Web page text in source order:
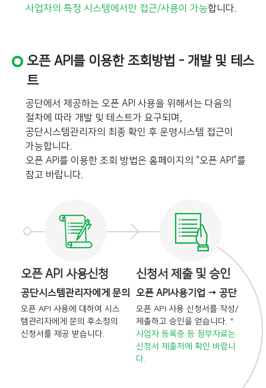
사업자의 특정 시스템에서만 접근/사용이 가능합니다.
오픈 API를 이용한 조회방법 - 개발 및 테스
트
공단에서 제공하는 오픈 API 사용을 위해서는 다음의
절차에 따라 개발 및 테스트가 요구되며,
공단시스템관리자의 최종 확인 후 운영시스템 접근이
가능합니다.
오픈 API를 이용한 조회 방법은 홈페이지의 “오픈 API”를
참고 바랍니다.
오픈 API 사용신청
공단시스템관리자에게 문의
오픈 API 사용에 대하여 시스
템관리자에게 문의 후소정의
신청서를 제공 받습니다.
신청서 제출 및 승인
오픈 API사용기업 → 공단
오픈 API 사용 신청서를 작성/
제출하고 승인을 얻습니다. *
사업자 등록증 등 첨부자료는
신청서 제출처에 확인 바랍니
다.